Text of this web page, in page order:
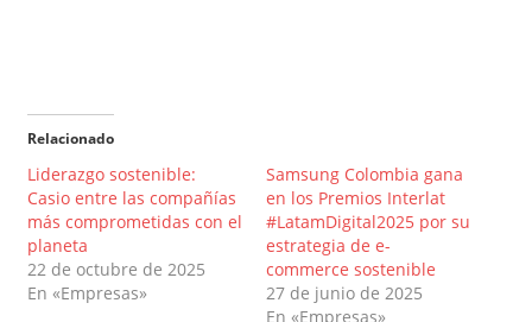
Relacionado
Liderazgo sostenible:
Casio entre las compañías
más comprometidas con el
planeta
22 de octubre de 2025
En «Empresas»
Samsung Colombia gana
en los Premios Interlat
#LatamDigital2025 por su
estrategia de e-
commerce sostenible
27 de junio de 2025
En «Empresas»